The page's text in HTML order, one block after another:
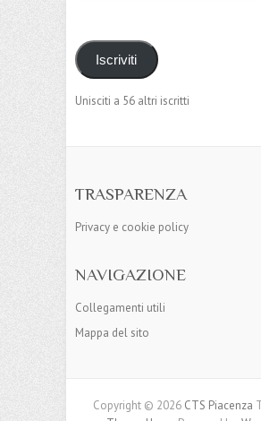
Iscriviti
Unisciti a 56 altri iscritti
TRASPARENZA
Privacy e cookie policy
NAVIGAZIONE
Collegamenti utili
Mappa del sito
Copyright © 2026 CTS Piacenza